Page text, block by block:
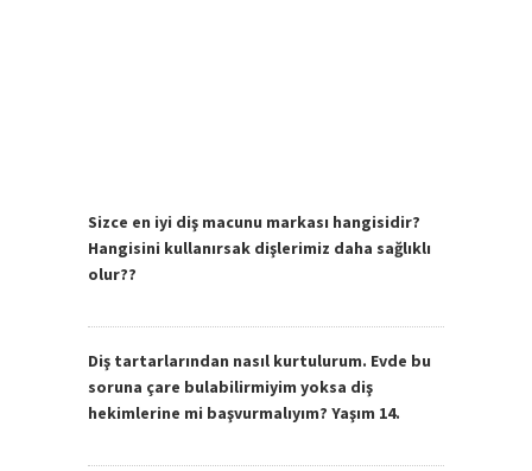
Sizce en iyi diş macunu markası hangisidir?
Hangisini kullanırsak dişlerimiz daha sağlıklı
olur??
Diş tartarlarından nasıl kurtulurum. Evde bu
soruna çare bulabilirmiyim yoksa diş
hekimlerine mi başvurmalıyım? Yaşım 14.